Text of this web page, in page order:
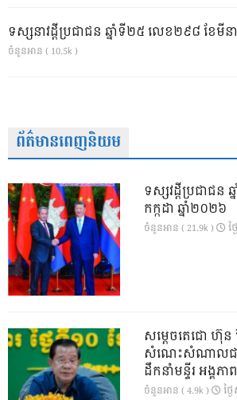
ទស្សនាវដ្ដីប្រជាជន ឆ្នាំទី២៥ លេខ២៩៨ ខែមីន
ចំនួនអាន ( 10.5k )
ព័ត៌មានពេញនិយម
ទស្សវដ្តីប្រជាជន
កក្កដា ឆ្នាំ២០២៦
ចំនួនអាន ( 21.9k ) ថ្
សម្តេចតេជោ ហ៊ុ
សំណេះសំណាលជា
ដឹកនាំមន្ទីរ អង្គភា
ចំនួនអាន ( 4.9k ) ថ្